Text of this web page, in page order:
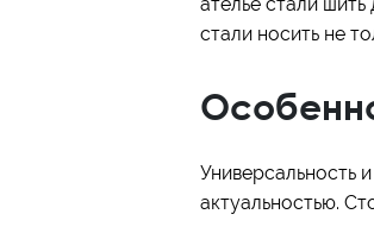
стали носить не
Универсальность
актуальностью.